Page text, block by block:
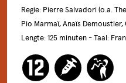
Regie: Pierre Salvadori (o.a.
Pio Marmaï, Anaïs
Lengte: 125 minuten - Taal: